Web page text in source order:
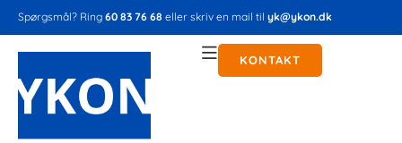
Spørgsmål? Ring 60 83 76 68 eller skriv en mail til yk@ykon.dk
KONTAKT